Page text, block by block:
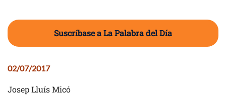
Suscríbase a La Palabra del Día
02/07/2017
Josep Lluís Micó